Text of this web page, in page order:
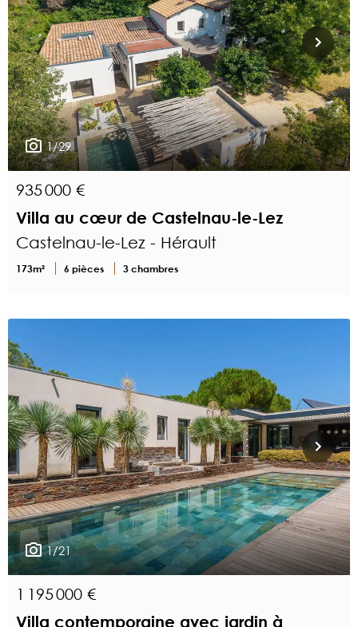
1/29
935 000 €
Villa au cœur de Castelnau-le-Lez
Castelnau-le-Lez - Hérault
173m² 6 pièces 3 chambres
1/21
1 195 000 €
Villa contemporaine avec jardin à